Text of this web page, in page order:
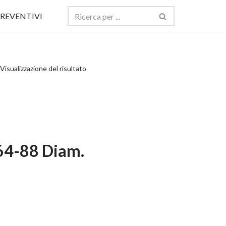
Visualizzazione del risultato
88 Diam.